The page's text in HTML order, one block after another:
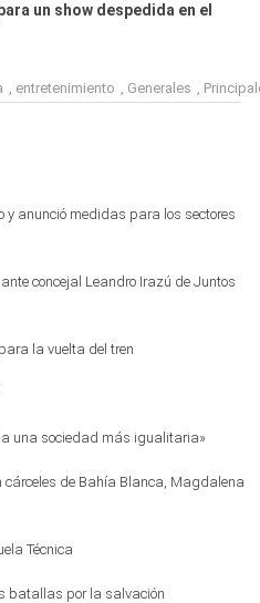
un show despedida en el
, entretenimiento , Generales ,
y anunció medidas para los sectores
concejal Leandro Irazú de Juntos
la vuelta del tren
una sociedad más igualitaria»
de Bahía Blanca, Magdalena
Técnica
batallas por la salvación